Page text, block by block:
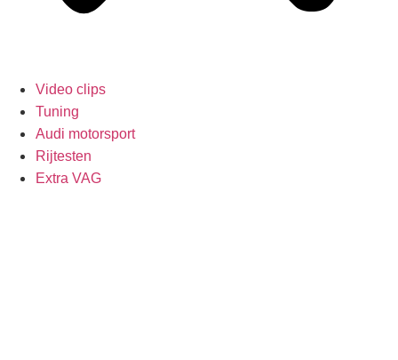
Video clips
Tuning
Audi motorsport
Rijtesten
Extra VAG